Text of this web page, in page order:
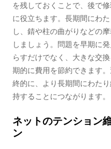
を残しておくことで、後で
に役立ちます。長期間にわ
し、錆や柱の曲がりなどの
しましょう。問題を早期に
らすだけでなく、大きな交
期的に費用を節約できます
終的に、より長期間にわた
持することにつながります。
ネットのテンション
ン